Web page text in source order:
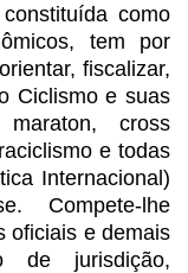
como
tem por
fiscalizar,
Ciclismo e suas
maraton, cross
e todas
Internacional)
Compete-lhe
oficiais e demais
de jurisdição,